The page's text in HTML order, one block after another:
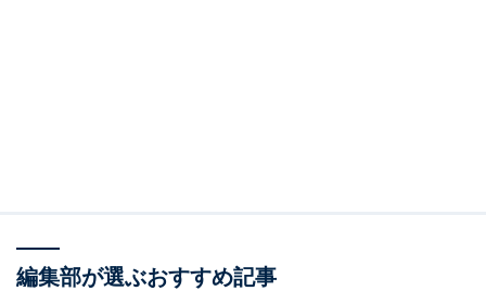
編集部が選ぶおすすめ記事